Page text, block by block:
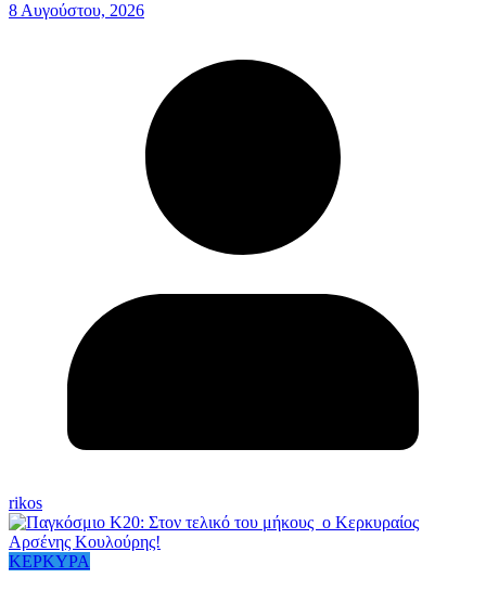
8 Αυγούστου, 2026
rikos
ΚΕΡΚΥΡΑ